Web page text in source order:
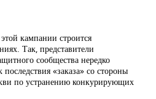
кампании строится
Так, представители
сообщества нередко
«заказа» со стороны
по устранению конкурирующих